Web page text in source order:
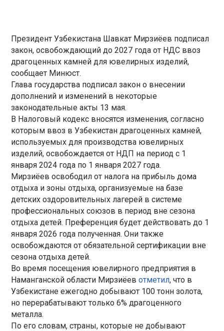
Президент Узбекистана Шавкат Мирзиёев подписал
закон, освобождающий до 2027 года от НДС ввоз
драгоценных камней для ювелирных изделий,
сообщает Минюст.
Глава государства подписал закон о внесении
дополнений и изменений в некоторые
законодательные акты 13 мая.
В Налоговый кодекс вносятся изменения, согласно
которым ввоз в Узбекистан драгоценных камней,
используемых для производства ювелирных
изделий, освобождается от НДП на период с 1
января 2024 года по 1 января 2027 года.
Мирзиёев освободил от налога на прибыль дома
отдыха и зоны отдыха, организуемые на базе
детских оздоровительных лагерей в системе
профессиональных союзов в период вне сезона
отдыха детей. Преференция будет действовать до 1
января 2026 года полученная. Они также
освобождаются от обязательной сертификации вне
сезона отдыха детей.
Во время посещения ювелирного предприятия в
Наманганской области Мирзиёевотметил, что в
Узбекистане ежегодно добывают 100 тонн золота,
но перерабатывают только 6% драгоценного
металла.
По его словам, страны, которые не добывают